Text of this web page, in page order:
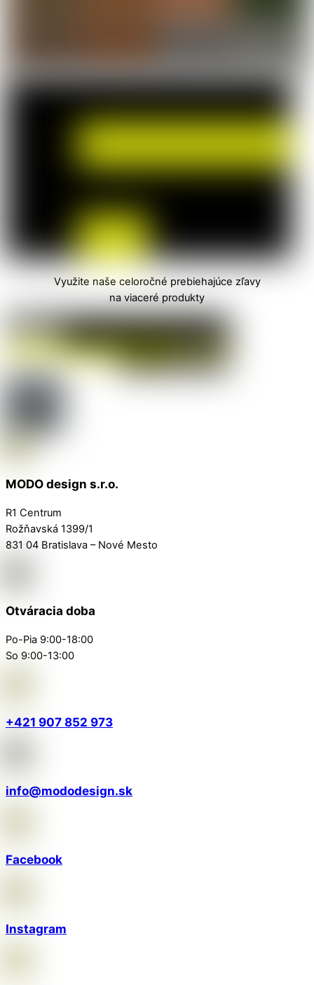
Využite naše celoročné prebiehajúce zľavy
na viaceré produkty
MODO design s.r.o.
R1 Centrum
Rožňavská 1399/1
831 04 Bratislava – Nové Mesto
Otváracia doba
Po-Pia 9:00-18:00
So 9:00-13:00
+421 907 852 973
info@mododesign.sk
Facebook
Instagram